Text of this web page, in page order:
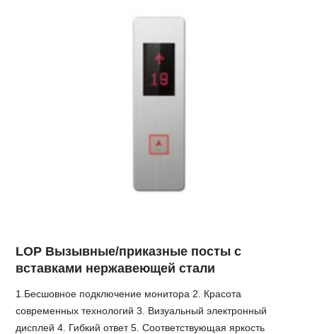
LOP Вызывные/приказные посты с
вставками нержавеющей стали
1.Бесшовное подключение монитора 2. Красота
современных технологий 3. Визуальный электронный
дисплей 4. Гибкий ответ 5. Соответствующая яркость